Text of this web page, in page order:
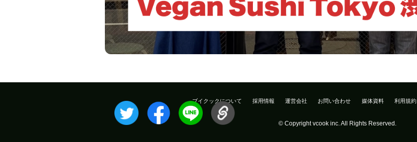
ブイクックについて 採用情報 運営会社 お問い合わせ 媒体資料 利用規約
© Copyright vcook inc. All Rights Reserved.